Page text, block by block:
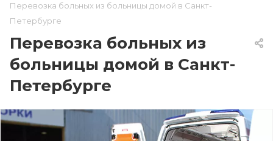
Перевозка больных из больницы домой в Санкт-
Петербурге
Перевозка больных из
больницы домой в Санкт-
Петербурге